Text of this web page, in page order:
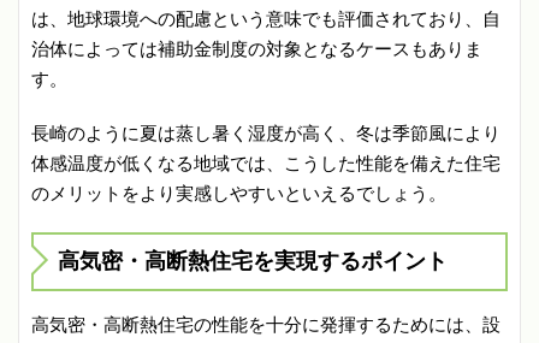
は、地球環境への配慮という意味でも評価されており、自
治体によっては補助金制度の対象となるケースもありま
す。
長崎のように夏は蒸し暑く湿度が高く、冬は季節風により
体感温度が低くなる地域では、こうした性能を備えた住宅
のメリットをより実感しやすいといえるでしょう。
高気密・高断熱住宅を実現するポイント
高気密・高断熱住宅の性能を十分に発揮するためには、設